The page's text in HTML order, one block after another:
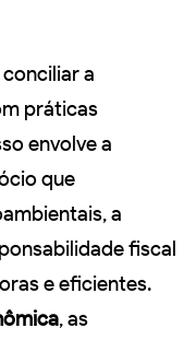
a
práticas
envolve a
que
a
fiscal
e eficientes.
, as